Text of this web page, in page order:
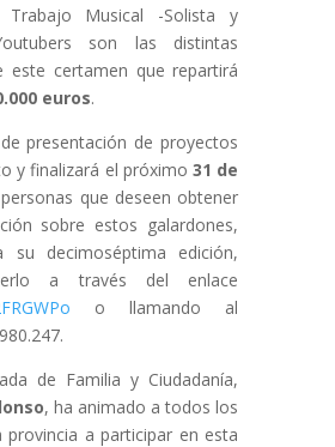
Trabajo Musical -Solista y
son las distintas
este certamen que repartirá
euros.
presentación de proyectos
y finalizará el próximo31 de
que deseen obtener
sobre estos galardones,
su decimoséptima edición,
a través del enlace
o llamando al
de Familia y Ciudadanía,
, ha animado a todos los
provincia a participar en esta